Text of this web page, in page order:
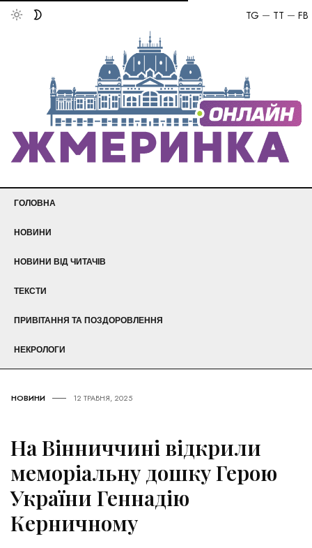
FB
TT
TG
ГОЛОВНА
НОВИНИ
НОВИНИ ВІД ЧИТАЧІВ
ТЕКСТИ
ПРИВІТАННЯ ТА ПОЗДОРОВЛЕННЯ
НЕКРОЛОГИ
НОВИНИ 12 ТРАВНЯ, 2025
На Вінниччині відкрили
меморіальну дошку Герою
України Геннадію
Керничному